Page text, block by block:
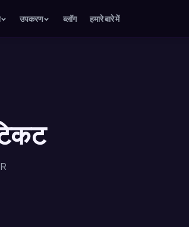
उपकरण ब्लॉग हमारे बारे में